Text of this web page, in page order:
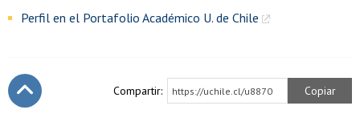
Perfil en el Portafolio Académico U. de Chile
Compartir: https://uchile.cl/u8870 Copiar